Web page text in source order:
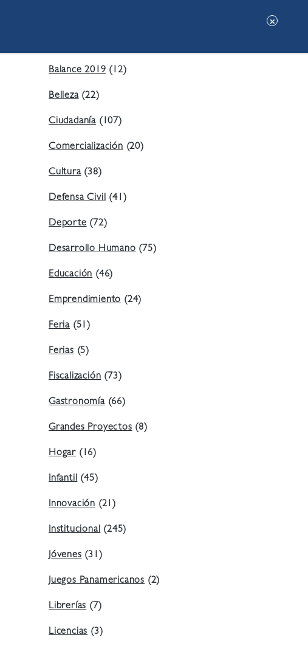
Balance 2019(12)
Belleza(22)
Ciudadanía (107)
Comercialización(20)
Cultura(38)
Defensa Civil(41)
Deporte(72)
Desarrollo Humano(75)
Educación(46)
Emprendimiento(24)
Feria (51)
Ferias(5)
Fiscalización(73)
Gastronomía(66)
Grandes Proyectos(8)
Hogar (16)
Infantil(45)
Innovación (21)
Institucional(245)
Jóvenes(31)
Juegos Panamericanos (2)
Librerías(7)
Licencias(3)